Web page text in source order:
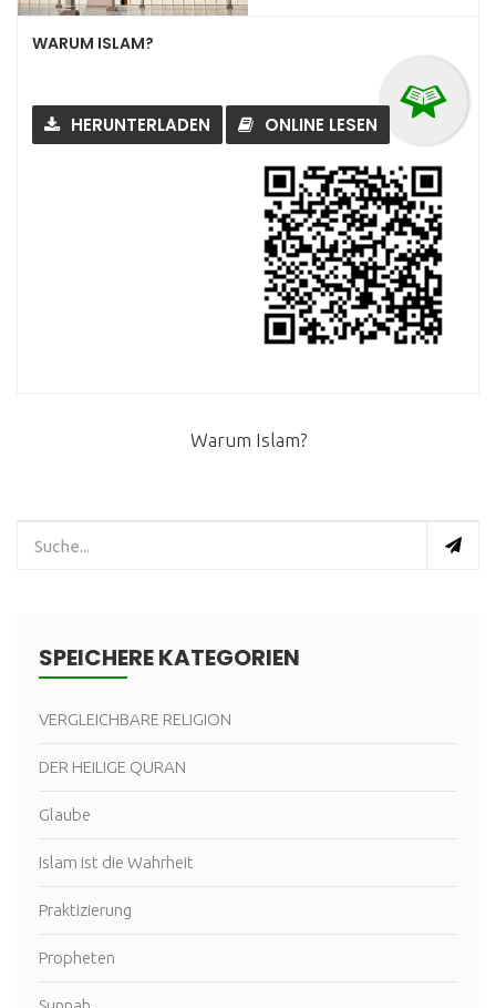
WARUM ISLAM?
HERUNTERLADEN ONLINE LESEN
Warum Islam?
SPEICHERE KATEGORIEN
VERGLEICHBARE RELIGION
DER HEILIGE QURAN
Glaube
Islam ist die Wahrheit
Praktizierung
Propheten